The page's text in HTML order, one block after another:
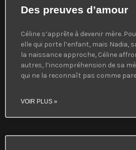
Des preuves d’amour
Céline s’apprête à devenir mère.
elle qui porte l’enfant, mais Nadia,
la naissance approche, Céline
autres, l’incompréhension de sa
qui ne la reconnaît pas comme
VOIR PLUS »